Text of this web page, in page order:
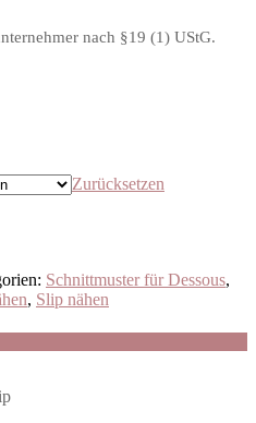
nach §19 (1) UStG.
Zurücksetzen
Schnittmuster für Dessous,
, Slip nähen